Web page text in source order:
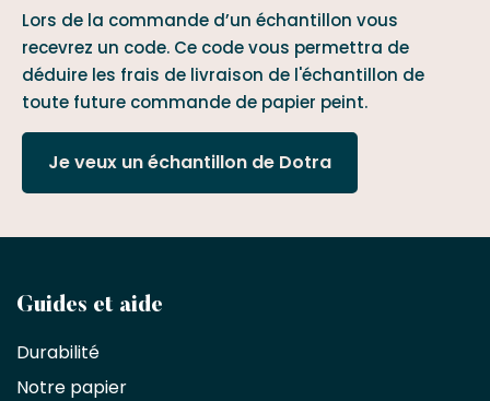
Lors de la commande d’un échantillon vous
recevrez un code. Ce code vous permettra de
déduire les frais de livraison de l'échantillon de
toute future commande de papier peint.
Je veux un échantillon de Dotra
Devenez
partenaire
commercial
Guides et aide
Durabilité
Notre papier